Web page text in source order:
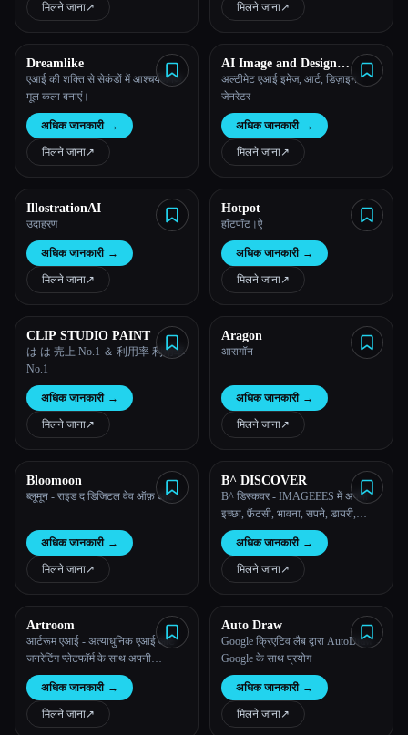
मिलने जाना↗︎ मिलने जाना↗︎
Dreamlike
एआई की शक्ति से सेकंडों में आश्चर्यजनक
मूल कला बनाएं।
अधिक जानकारी →
मिलने जाना↗︎
AI Image and Design
Generator
अल्टीमेट एआई इमेज, आर्ट, डिज़ाइन
जेनरेटर
अधिक जानकारी →
मिलने जाना↗︎
IllostrationAI
उदाहरण
अधिक जानकारी →
मिलने जाना↗︎
Hotpot
हॉटपॉट।ऐ
अधिक जानकारी →
मिलने जाना↗︎
CLIP STUDIO PAINT
は は 売上 No.1 ＆ 利用率 利用率
No.1
अधिक जानकारी →
मिलने जाना↗︎
Aragon
आरागॉन
अधिक जानकारी →
मिलने जाना↗︎
Bloomoon
ब्लूमून - राइड द डिजिटल वेव ऑफ़ आर्ट।
अधिक जानकारी →
मिलने जाना↗︎
B^ DISCOVER
B^ डिस्कवर - IMAGEEES में अपनी
इच्छा, फ़ैंटसी, भावना, सपने, डायरी,
जीवन, फ़ैंटसी के बारे में जानो!
अधिक जानकारी →
मिलने जाना↗︎
Artroom
आर्टरूम एआई - अत्याधुनिक एआई आर्ट
जनरेटिंग प्लेटफॉर्म के साथ अपनी
रचनात्मकता को उजागर करें
अधिक जानकारी →
मिलने जाना↗︎
Auto Draw
Google क्रिएटिव लैब द्वारा AutoDraw -
Google के साथ प्रयोग
अधिक जानकारी →
मिलने जाना↗︎